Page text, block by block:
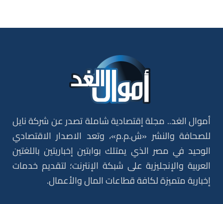
أموال الغد.. مجلة إقتصادية شاملة تصدر عن شركة نايل
للصحافة والنشر «ش.م.م»، وتعد الاصدار الاقتصادي
الوحيد في مصر الذي يمتلك بوابتين إخباريتين باللغتين
العربية والإنجليزية على شبكة الإنترنت؛ لتقديم خدمات
إخبارية متميزة لكافة قطاعات المال والأعمال.